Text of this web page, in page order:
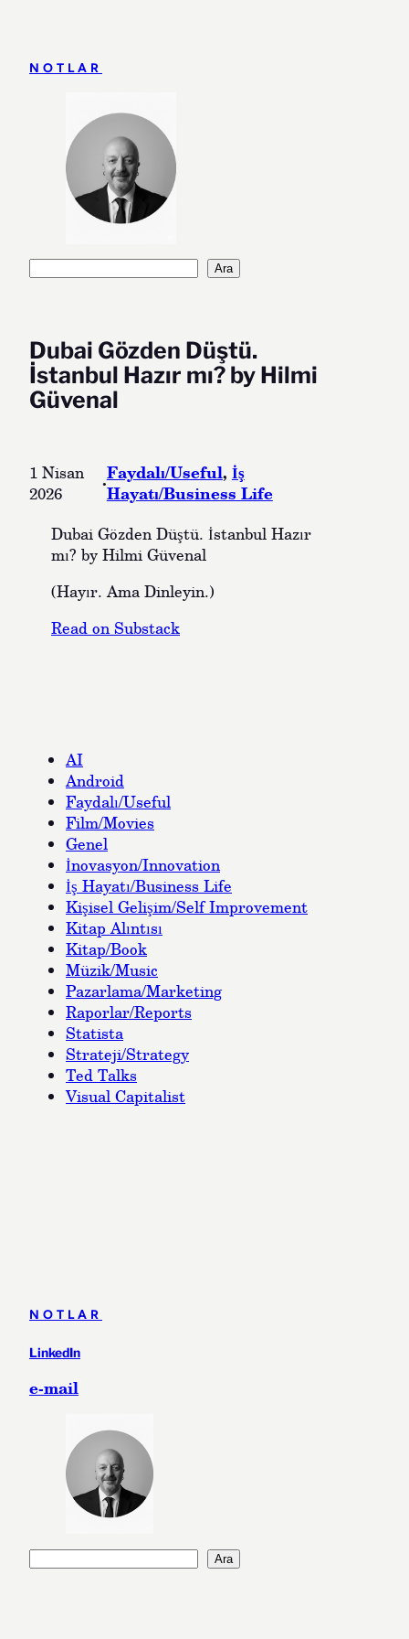
NOTLAR
Ara
Dubai Gözden Düştü.
İstanbul Hazır mı? by Hilmi
Güvenal
1 Nisan
2026
·Faydalı/Useful, İş
Hayatı/Business Life
Dubai Gözden Düştü. İstanbul Hazır
mı? by Hilmi Güvenal
(Hayır. Ama Dinleyin.)
Read on Substack
AI
Android
Faydalı/Useful
Film/Movies
Genel
İnovasyon/Innovation
İş Hayatı/Business Life
Kişisel Gelişim/Self Improvement
Kitap Alıntısı
Kitap/Book
Müzik/Music
Pazarlama/Marketing
Raporlar/Reports
Statista
Strateji/Strategy
Ted Talks
Visual Capitalist
NOTLAR
LinkedIn
e-mail
Ara